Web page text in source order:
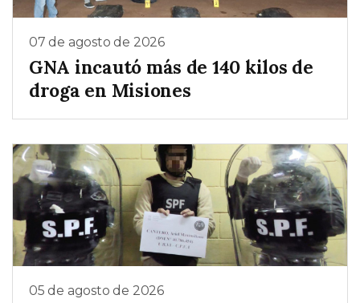
07 de agosto de 2026
GNA incautó más de 140 kilos de
droga en Misiones
05 de agosto de 2026